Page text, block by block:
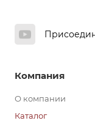
Компания
О компании
Каталог